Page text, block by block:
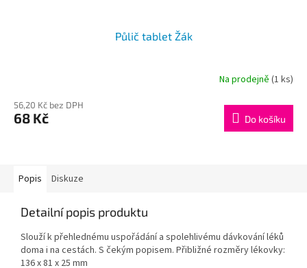
Půlič tablet Žák
Na prodejně (1 ks)
56,20 Kč bez DPH
68 Kč Do košíku
Popis Diskuze
Detailní popis produktu
Slouží k přehlednému uspořádání a spolehlivému dávkování léků
doma i na cestách. S čekým popisem. Přibližné rozměry lékovky:
136 x 81 x 25 mm